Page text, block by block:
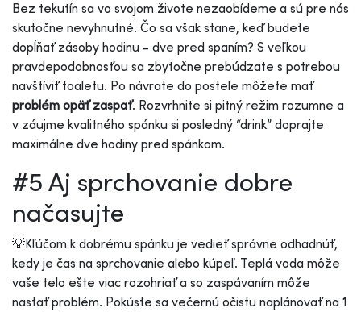
Bez tekutín sa vo svojom živote nezaobídeme a sú pre nás
skutočne nevyhnutné. Čo sa však stane, keď budete
dopĺňať zásoby hodinu - dve pred spaním? S veľkou
pravdepodobnosťou sa zbytočne prebúdzate s potrebou
navštíviť toaletu. Po návrate do postele môžete mať
problém opäť zaspať. Rozvrhnite si pitný režim rozumne a
v záujme kvalitného spánku si posledný “drink” doprajte
maximálne dve hodiny pred spánkom.
#5 Aj sprchovanie dobre
načasujte
💡Kľúčom k dobrému spánku je vedieť správne odhadnúť,
kedy je čas na sprchovanie alebo kúpeľ. Teplá voda môže
vaše telo ešte viac rozohriať a so zaspávaním môže
nastať problém. Pokúste sa večernú očistu naplánovať na 1